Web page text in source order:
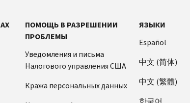
ПОМОЩЬ В РАЗРЕШЕНИИ
ПРОБЛЕМЫ
Уведомления и письма
Налогового управления США
Кража персональных данных
ЯЗЫКИ
Español
中文 (简体)
中文 (繁體)